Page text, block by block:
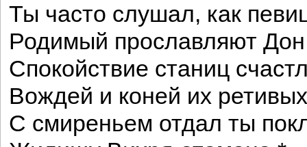
Ты часто слушал, как
Родимый прославляют
Спокойствие станиц
Вождей и коней их
С смиреньем отдал ты